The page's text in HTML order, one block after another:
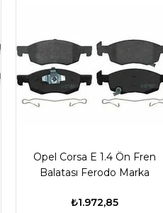
Opel Corsa E 1.4 Ön Fren
Balatası Ferodo Marka
₺1.972,85